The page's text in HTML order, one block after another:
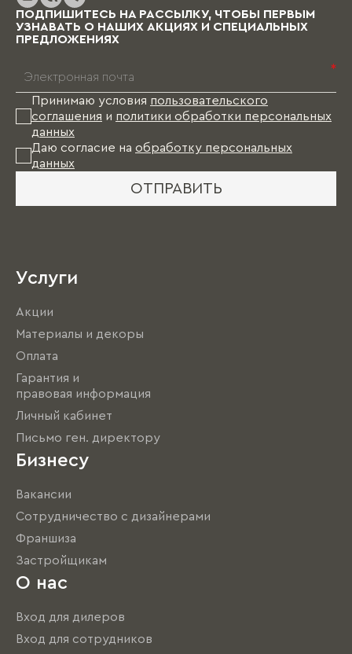
ПОДПИШИТЕСЬ НА РАССЫЛКУ, ЧТОБЫ ПЕРВЫМ
УЗНАВАТЬ О НАШИХ АКЦИЯХ И СПЕЦИАЛЬНЫХ
ПРЕДЛОЖЕНИЯХ
*
Принимаю условия пользовательского
соглашения и политики обработки персональных
данных
Даю согласие на обработку персональных
данных
ОТПРАВИТЬ
Услуги
Акции
Материалы и декоры
Оплата
Гарантия и
правовая информация
Личный кабинет
Письмо ген. директору
Бизнесу
Вакансии
Сотрудничество с дизайнерами
Франшиза
Застройщикам
О нас
Вход для дилеров
Вход для сотрудников